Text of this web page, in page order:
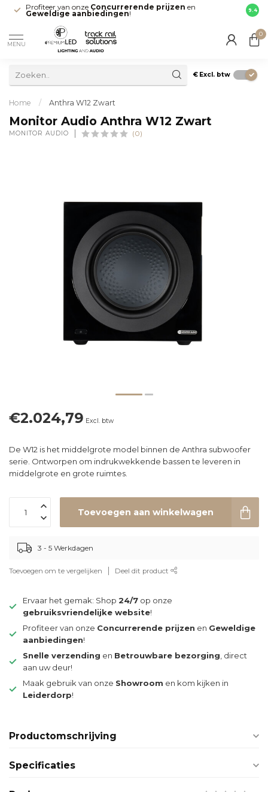
Profiteer van onze Concurrerende prijzen en
Geweldige aanbiedingen! direct
9.4
MENU
0
€ Excl. btw
Home / Anthra W12 Zwart
Monitor Audio Anthra W12 Zwart
MONITOR AUDIO (0)
€2.024,79 Excl. btw
De W12 is het middelgrote model binnen de Anthra subwoofer
serie. Ontworpen om indrukwekkende bassen te leveren in
middelgrote en grote ruimtes.
Toevoegen aan winkelwagen
3 - 5 Werkdagen
Toevoegen om te vergelijken Deel dit product
Ervaar het gemak: Shop 24/7 op onze
gebruiksvriendelijke website!
Profiteer van onze Concurrerende prijzen en Geweldige
aanbiedingen!
Snelle verzending en Betrouwbare bezorging , direct
aan uw deur!
Maak gebruik van onze Showroom en kom kijken in
Leiderdorp!
Productomschrijving
Specificaties